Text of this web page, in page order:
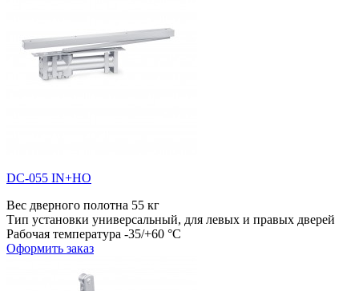
DC-055 IN+HO
Вес дверного полотна 55 кг
Тип установки универсальный, для левых и правых дверей
Рабочая температура -35/+60 °С
Оформить заказ